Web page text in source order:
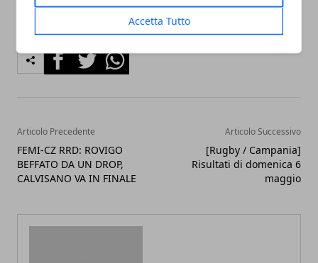
Accetta Tutto
Facebook
TwitterWhatsapp
Articolo Precedente
FEMI-CZ RRD: ROVIGO
BEFFATO DA UN DROP,
CALVISANO VA IN FINALE
Articolo Successivo
[Rugby / Campania]
Risultati di domenica 6
maggio